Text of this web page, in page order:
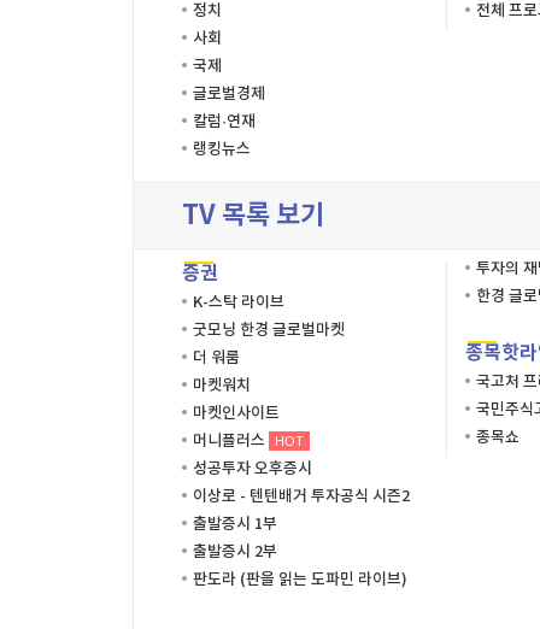
정치
사회
국제
글로벌경제
칼럼·연재
랭킹뉴스
전체 프
TV 목록 보기
증권
K-스탁 라이브
굿모닝 한경 글로벌마켓
더 워룸
마켓워치
마켓인사이트
머니플러스
HOT
성공투자 오후증시
이상로 - 텐텐배거 투자공식 시즌2
출발증시 1부
출발증시 2부
판도라 (판을 읽는 도파민 라이브)
투자의
한경 글
종목핫
국고처
국민주식
종목쇼